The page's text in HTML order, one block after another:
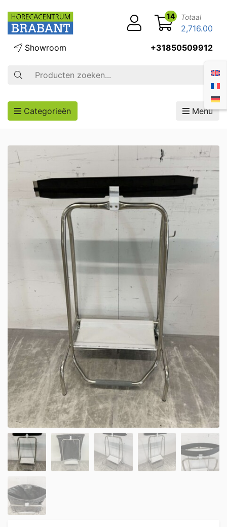
Zoek op
Showroom +31850509912
14 Totaal
2,716.00
Categorieën Menu